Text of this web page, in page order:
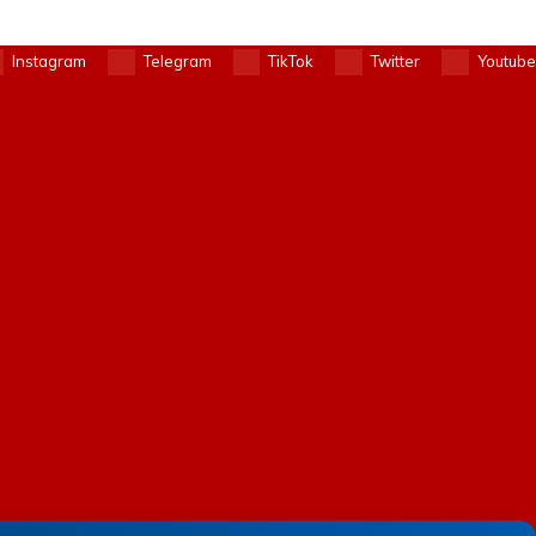
Instagram Telegram TikTok Twitter Youtube